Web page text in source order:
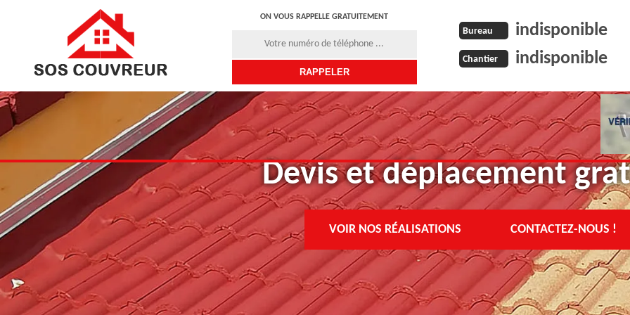
ON VOUS RAPPELLE GRATUITEMENT
Bureau indisponible
Chantier indisponible
Devis et déplacement
VOIR NOS RÉALISATIONS CONTACTEZ-NOUS !